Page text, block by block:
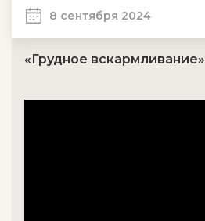
8 сентября 2024
«Грудное вскармливание»